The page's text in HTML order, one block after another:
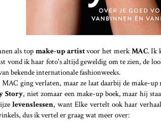
als topmake-up artistvoor het merkMAC. Ik
vond ik haar foto's altijd geweldig om te zien, de
bekende internationale fashionweeks.
ging verlaten, maar ze laat daarbij de make-
Story, niet zomaar een make-up boek, maar hij
levenslessen, want Elke vertelt ook haar
dus ik vertel er graag wat meer over: